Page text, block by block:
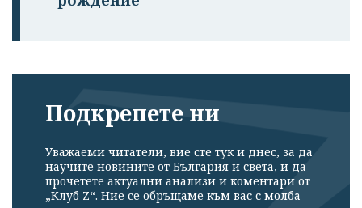
Подкрепете ни
Уважаеми читатели, вие сте тук и днес, за да
научите новините от България и света, и да
прочетете актуални анализи и коментари от
„Клуб Z“. Ние се обръщаме към вас с молба –